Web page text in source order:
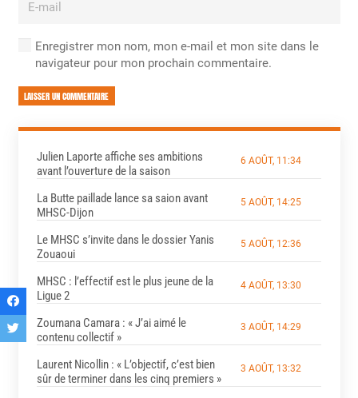
Enregistrer mon nom, mon e-mail et mon site dans le
navigateur pour mon prochain commentaire.
LAISSER UN COMMENTAIRE
Julien Laporte affiche ses ambitions
avant l’ouverture de la saison
6 AOÛT, 11:34
La Butte paillade lance sa saion avant
MHSC-Dijon
5 AOÛT, 14:25
Le MHSC s’invite dans le dossier Yanis
Zouaoui
5 AOÛT, 12:36
MHSC : l’effectif est le plus jeune de la
Ligue 2
4 AOÛT, 13:30
Zoumana Camara : « J’ai aimé le
contenu collectif »
3 AOÛT, 14:29
Laurent Nicollin : « L’objectif, c’est bien
sûr de terminer dans les cinq premiers »
3 AOÛT, 13:32